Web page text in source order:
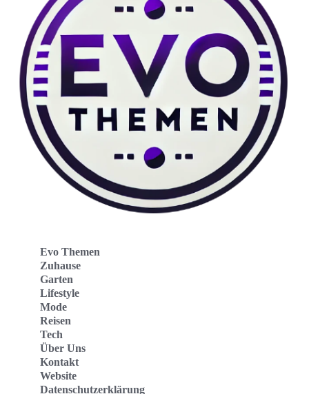
Evo Themen
Zuhause
Garten
Lifestyle
Mode
Reisen
Tech
Über Uns
Kontakt
Website
Datenschutzerklärung